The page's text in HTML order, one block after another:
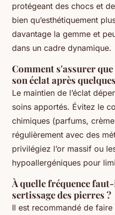
protégeant des chocs et
bien qu’esthétiquement
davantage la gemme et
dans un cadre dynamique.
Comment s'assurer
son éclat après
Le maintien de l’éclat
soins apportés. Évitez le
chimiques (parfums,
régulièrement avec des
privilégiez l’or massif ou
hypoallergéniques pour
À quelle fréquence
sertissage des pierres ?
Il est recommandé de